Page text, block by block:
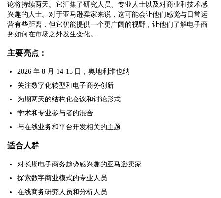
论将持续两天。它汇集了研究人员、专业人士以及对商业和技术感
兴趣的人士。对于亚马逊卖家来说，这可能会让他们感觉与日常运
营有些距离，但它仍能提供一个更广阔的视野，让他们了解电子商
务如何在市场之外发生变化。.
主要亮点：
2026 年 8 月 14-15 日，奥地利维也纳
关注数字化转型和电子商务创新
为期两天的结构化会议和讨论形式
学术和专业参与者的混合
与在线业务和平台开发相关的主题
适合人群
对长期电子商务趋势感兴趣的亚马逊卖家
探索数字商业模式的专业人员
在线商务研究人员和分析人员